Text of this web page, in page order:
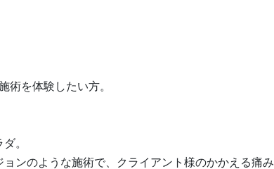
術を体験したい方。
。
ンのような施術で、クライアント様のかかえる痛み